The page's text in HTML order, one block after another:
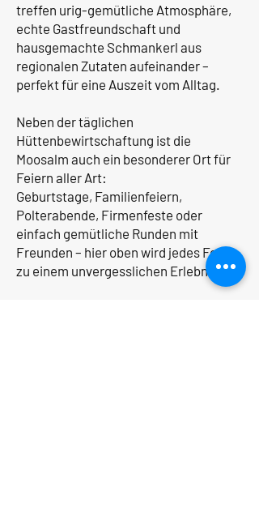
treffen urig-gemütliche Atmosphäre,
echte Gastfreundschaft und
hausgemachte Schmankerl aus
regionalen Zutaten aufeinander –
perfekt für eine Auszeit vom Alltag.
Neben der täglichen
Hüttenbewirtschaftung ist die
Moosalm auch ein besonderer Ort für
Feiern aller Art:
Geburtstage, Familienfeiern,
Polterabende, Firmenfeste oder
einfach gemütliche Runden mit
Freunden – hier oben wird jedes Fest
zu einem unvergesslichen Erlebnis.